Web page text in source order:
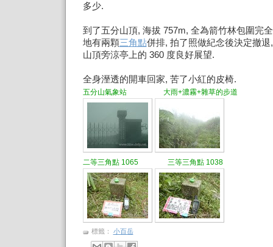
多少.
到了五分山頂, 海拔 757m, 全為箭竹林包圍完
地有兩顆三角點併排, 拍了照做紀念後決定撤
山頂旁涼亭上的 360 度良好展望.
全身溼透的開車回家, 苦了小紅的皮椅.
五分山氣象站 大雨+濃霧+雜草的步道
二等三角點 1065 三等三角點 1038
標籤： 小百岳